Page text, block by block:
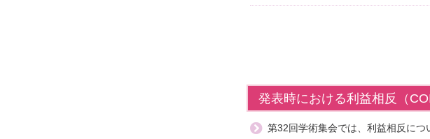
発表時における利益相反（
第32回学術集会では、利益相反につ